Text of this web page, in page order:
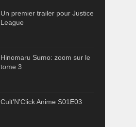
Un premier trailer pour Justice
League
Hinomaru Sumo: zoom sur le
tome 3
Cult'N'Click Anime S01E03